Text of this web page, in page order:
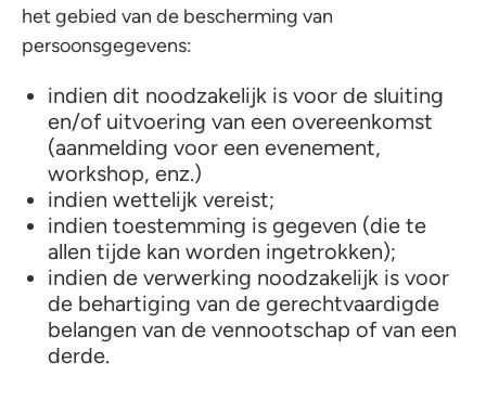
het gebied van de bescherming van
persoonsgegevens:
indien dit noodzakelijk is voor de sluiting
en/of uitvoering van een overeenkomst
(aanmelding voor een evenement,
workshop, enz.)
indien wettelijk vereist;
indien toestemming is gegeven (die te
allen tijde kan worden ingetrokken);
indien de verwerking noodzakelijk is voor
de behartiging van de gerechtvaardigde
belangen van de vennootschap of van een
derde.